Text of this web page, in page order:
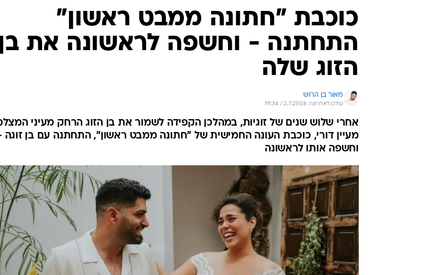
כוכבת "חתונה ממבט ראשון"
התחתנה - וחשפה לראשונה את
הזוג שלה
מאור בן הרוש
עודכן לאחרונה: 2.7.2026 / 19:34
אחרי שלוש שנים של זוגיות, במהלכן הקפידה לשמור את בן הזוג הרחק מעיני
מעיין דורי, כוכבת העונה החמישית של "חתונה ממבט ראשון", התחתנה עם בן זוגה
וחשפה אותו לראשונה